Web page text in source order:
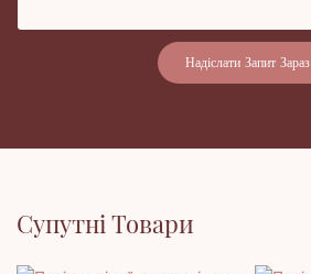
Надіслати Запит Зараз
Супутні Товари